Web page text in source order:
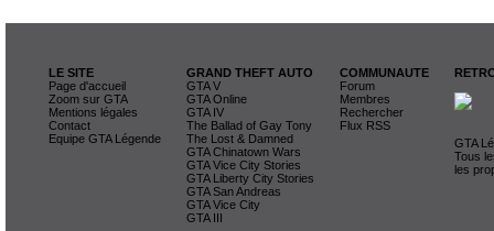
LE SITE
Page d'accueil
Zoom sur GTA
Mentions légales
Contact
Equipe GTA Légende
GRAND THEFT AUTO
GTA V
GTA Online
GTA IV
The Ballad of Gay Tony
The Lost & Damned
GTA Chinatown Wars
GTA Vice City Stories
GTA Liberty City Stories
GTA San Andreas
GTA Vice City
GTA III
COMMUNAUTE
Forum
Membres
Rechercher
Flux RSS
GTA
Tous
les